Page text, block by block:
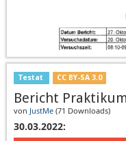
Testat CC BY-SA 3.0
Bericht
von JustMe (71 Downloads)
30.03.2022: